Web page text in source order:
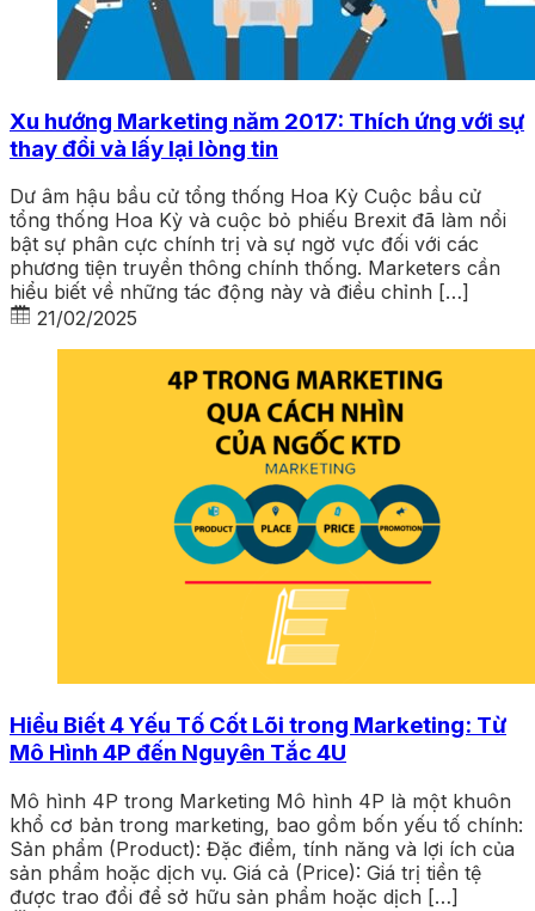
Xu hướng Marketing năm 2017: Thích ứng với sự
thay đổi và lấy lại lòng tin
Dư âm hậu bầu cử tổng thống Hoa Kỳ Cuộc bầu cử
tổng thống Hoa Kỳ và cuộc bỏ phiếu Brexit đã làm nổi
bật sự phân cực chính trị và sự ngờ vực đối với các
phương tiện truyền thông chính thống. Marketers cần
hiểu biết về những tác động này và điều chỉnh […]
21/02/2025
Hiểu Biết 4 Yếu Tố Cốt Lõi trong Marketing: Từ
Mô Hình 4P đến Nguyên Tắc 4U
Mô hình 4P trong Marketing Mô hình 4P là một khuôn
khổ cơ bản trong marketing, bao gồm bốn yếu tố chính:
Sản phẩm (Product): Đặc điểm, tính năng và lợi ích của
sản phẩm hoặc dịch vụ. Giá cả (Price): Giá trị tiền tệ
được trao đổi để sở hữu sản phẩm hoặc dịch […]